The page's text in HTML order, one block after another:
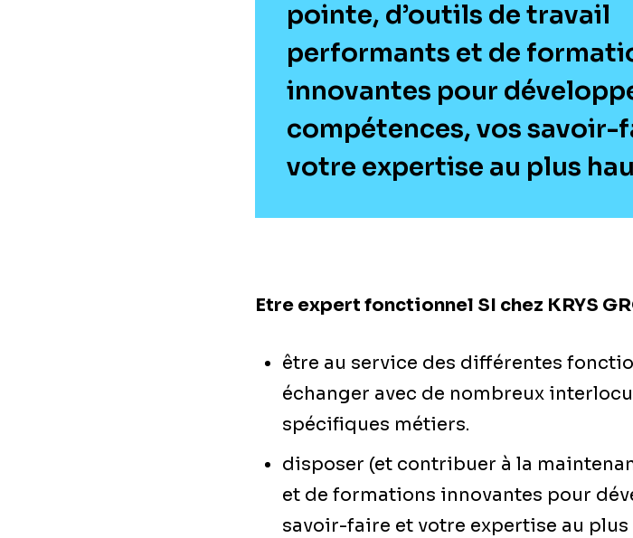
pointe, d’outils de travail
performants et de
innovantes pour
compétences, vos savoir-
votre expertise au plus
Etre expert fonctionnel SI chez KRYS
être au service des différentes
échanger avec de nombreux
spécifiques métiers.
disposer (et contribuer à la
et de formations innovantes pour
savoir-faire et votre expertise au plus